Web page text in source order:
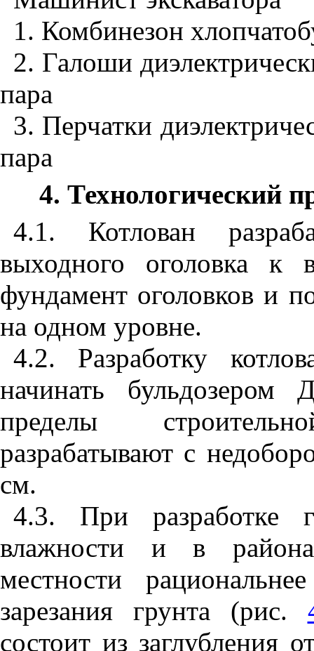
1. Комбинезон
2. Галоши
пара
3. Перчатки
пара
4. Технологический
4.1. Котлован
выходного оголовка к
фундамент оголовков и
на одном уровне.
4.2. Разработку
начинать
пределы
разрабатывают с
см.
4.3. При разработке
влажности и в
местности
зарезания грунта (рис.
состоит из заглубления